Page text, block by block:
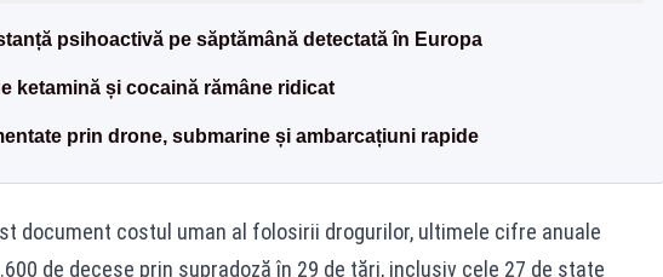
psihoactivă pe săptămână detectată în Europa
ketamină și cocaină rămâne ridicat
prin drone, submarine și ambarcațiuni rapide
document costul uman al folosirii drogurilor, ultimele cifre anuale
de decese prin supradoză în 29 de țări, inclusiv cele 27 de state